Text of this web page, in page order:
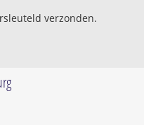
verzonden.